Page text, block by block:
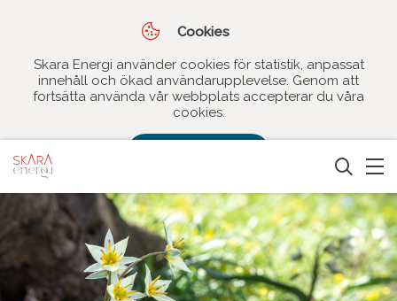
Cookies
Skara Energi använder cookies för statistik, anpassat
innehåll och ökad användarupplevelse. Genom att
fortsätta använda vår webbplats accepterar du våra
cookies.